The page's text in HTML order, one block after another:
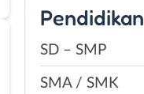
Pendidikan
SD – SMP
SMA / SMK